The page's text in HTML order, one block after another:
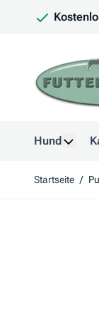
Hund
Startseite /